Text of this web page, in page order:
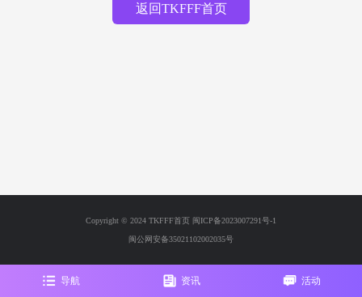
返回TKFFF首页
Copyright © 2024 TKFFF首页 闽ICP备2023007291号-1
闽公网安备35021102002035号
导航 资讯 活动